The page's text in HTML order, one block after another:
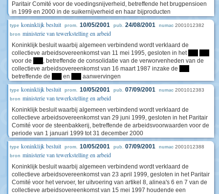
Paritair Comité voor de voedingsnijverheid, betreffende het brugpensioen
in 1999 en 2000 in de suikernijverheid en haar bijproducten
type koninklijk besluit prom. 10/05/2001 pub. 24/08/2001 numac 2001012382
bron ministerie van tewerkstelling en arbeid
Koninklijk besluit waarbij algemeen verbindend wordt verklaard de
collectieve arbeidsovereenkomst van 11 mei 1995, gesloten in het
voor de
, betreffende de consolidatie van de verworvenheden van de
collectieve arbeidsovereenkomst van 16 maart 1987 inzake de
betreffende de
en aanwervingen
type koninklijk besluit prom. 10/05/2001 pub. 07/09/2001 numac 2001012383
bron ministerie van tewerkstelling en arbeid
Koninklijk besluit waarbij algemeen verbindend wordt verklaard de
collectieve arbeidsovereenkomst van 29 juni 1999, gesloten in het Paritair
Comité voor de steenbakkerij, betreffende de arbeidsvoorwaarden voor de
periode van 1 januari 1999 tot 31 december 2000
type koninklijk besluit prom. 10/05/2001 pub. 07/09/2001 numac 2001012388
bron ministerie van tewerkstelling en arbeid
Koninklijk besluit waarbij algemeen verbindend wordt verklaard de
collectieve arbeidsovereenkomst van 23 april 1999, gesloten in het Paritair
Comité voor het vervoer, ter uitvoering van artikel 8, alinea's 6 en 7 van de
collectieve arbeidsovereenkomst van 15 mei 1997 houdende een